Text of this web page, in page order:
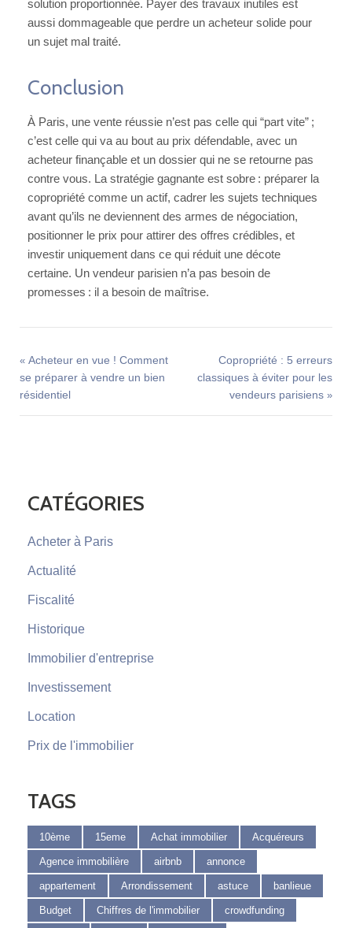
solution proportionnée. Payer des travaux inutiles est
aussi dommageable que perdre un acheteur solide pour
un sujet mal traité.
Conclusion
À Paris, une vente réussie n’est pas celle qui “part vite” ;
c’est celle qui va au bout au prix défendable, avec un
acheteur finançable et un dossier qui ne se retourne pas
contre vous. La stratégie gagnante est sobre : préparer la
copropriété comme un actif, cadrer les sujets techniques
avant qu’ils ne deviennent des armes de négociation,
positionner le prix pour attirer des offres crédibles, et
investir uniquement dans ce qui réduit une décote
certaine. Un vendeur parisien n’a pas besoin de
promesses : il a besoin de maîtrise.
« Acheteur en vue ! Comment
se préparer à vendre un bien
résidentiel
Copropriété : 5 erreurs
classiques à éviter pour les
vendeurs parisiens »
CATÉGORIES
Acheter à Paris
Actualité
Fiscalité
Historique
Immobilier d'entreprise
Investissement
Location
Prix de l'immobilier
TAGS
10ème 15eme Achat immobilier Acquéreurs
Agence immobilière airbnb annonce
appartement Arrondissement astuce banlieue
Budget Chiffres de l'immobilier crowdfunding